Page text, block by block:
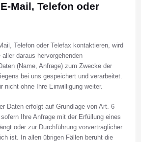
Mail, Telefon oder
Telefon oder Telefax kontaktieren, wird
aller daraus hervorgehenden
(Name, Anfrage) zum Zwecke der
bei uns gespeichert und verarbeitet.
nicht ohne Ihre Einwilligung weiter.
Daten erfolgt auf Grundlage von Art. 6
Ihre Anfrage mit der Erfüllung eines
oder zur Durchführung vorvertraglicher
ist. In allen übrigen Fällen beruht die